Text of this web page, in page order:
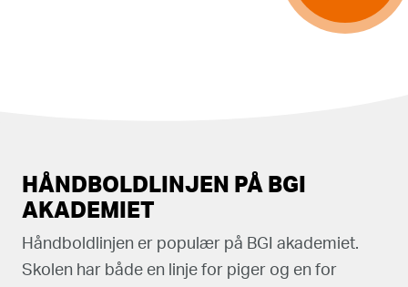
HÅNDBOLDLINJEN PÅ BGI
AKADEMIET
Håndboldlinjen er populær på BGI akademiet.
Skolen har både en linje for piger og en for